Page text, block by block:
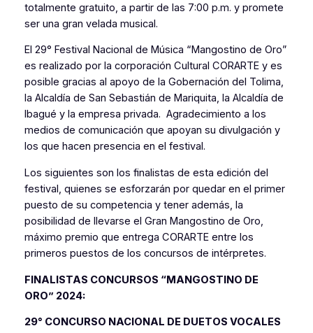
totalmente gratuito, a partir de las 7:00 p.m. y promete
ser una gran velada musical.
El 29° Festival Nacional de Música “Mangostino de Oro”
es realizado por la corporación Cultural CORARTE y es
posible gracias al apoyo de la Gobernación del Tolima,
la Alcaldía de San Sebastián de Mariquita, la Alcaldía de
Ibagué y la empresa privada. Agradecimiento a los
medios de comunicación que apoyan su divulgación y
los que hacen presencia en el festival.
Los siguientes son los finalistas de esta edición del
festival, quienes se esforzarán por quedar en el primer
puesto de su competencia y tener además, la
posibilidad de llevarse el Gran Mangostino de Oro,
máximo premio que entrega CORARTE entre los
primeros puestos de los concursos de intérpretes.
FINALISTAS CONCURSOS “MANGOSTINO DE
ORO” 2024:
29° CONCURSO NACIONAL DE DUETOS VOCALES